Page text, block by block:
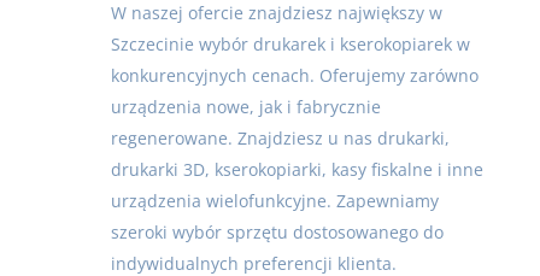
W naszej ofercie znajdziesz największy w
Szczecinie wybór drukarek i kserokopiarek w
konkurencyjnych cenach. Oferujemy zarówno
urządzenia nowe, jak i fabrycznie
regenerowane. Znajdziesz u nas drukarki,
drukarki 3D, kserokopiarki, kasy fiskalne i inne
urządzenia wielofunkcyjne. Zapewniamy
szeroki wybór sprzętu dostosowanego do
indywidualnych preferencji klienta.